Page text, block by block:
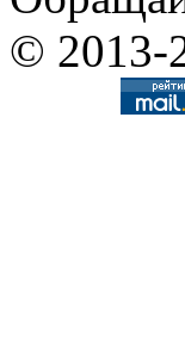
© 2013-